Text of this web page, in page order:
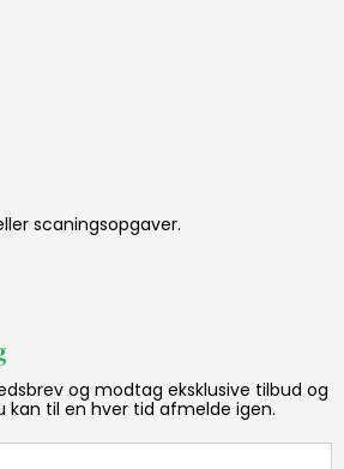
scaningsopgaver.
og modtag eksklusive tilbud og
kan til en hver tid afmelde igen.